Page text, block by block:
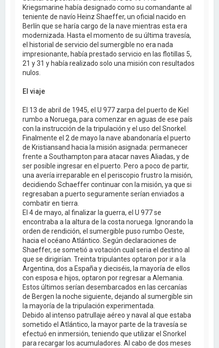
Kriegsmarine había designado como su comandante al
teniente de navío Heinz Shaeffer, un oficial nacido en
Berlín que se haría cargo de la nave mientras esta era
modernizada. Hasta el momento de su última travesía,
el historial de servicio del sumergible no era nada
impresionante, había prestado servicio en las flotillas 5,
21 y 31 y había realizado solo una misión con resultados
nulos.
El viaje
El 13 de abril de 1945, el U 977 zarpa del puerto de Kiel
rumbo a Noruega, para comenzar en aguas de ese país
con la instrucción de la tripulación y el uso del Snorkel.
Finalmente el 2 de mayo la nave abandonaría el puerto
de Kristiansand hacia la misión asignada: permanecer
frente a Southampton para atacar naves Aliadas, y de
ser posible ingresar en el puerto. Pero a poco de partir,
una avería irreparable en el periscopio frustro la misión,
decidiendo Schaeffer continuar con la misión, ya que si
regresaban a puerto seguramente serían enviados a
combatir en tierra.
El 4 de mayo, al finalizar la guerra, el U 977 se
encontraba a la altura de la costa noruega. Ignorando la
orden de rendición, el sumergible puso rumbo Oeste,
hacia el océano Atlántico. Según declaraciones de
Shaeffer, se sometió a votación cual seria el destino al
que se dirigirían. Treinta tripulantes optaron por ir a la
Argentina, dos a España y dieciséis, la mayoría de ellos
con esposa e hijos, optaron por regresar a Alemania.
Estos últimos serían desembarcados en las cercanías
de Bergen la noche siguiente, dejando al sumergible sin
la mayoría de la tripulación experimentada.
Debido al intenso patrullaje aéreo y naval al que estaba
sometido el Atlántico, la mayor parte de la travesía se
efectuó en inmersión, teniendo que utilizar el Snorkel
para recargar los acumuladores. Al cabo de dos meses